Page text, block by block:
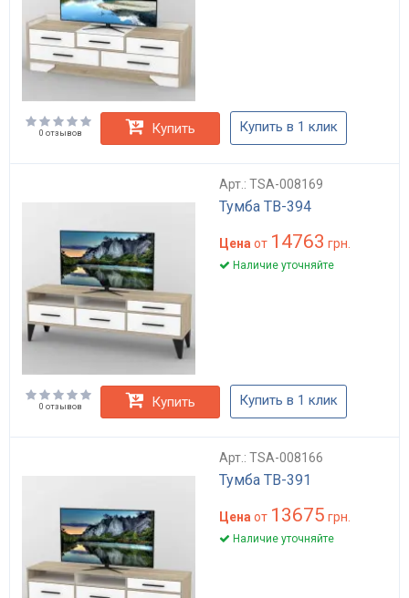
0 отзывов Купить Купить в 1 клик
Арт.: TSA-008169
Тумба ТВ-394
Цена от 14763 грн.
Наличие уточняйте
0 отзывов Купить Купить в 1 клик
Арт.: TSA-008166
Тумба ТВ-391
Цена от 13675 грн.
Наличие уточняйте